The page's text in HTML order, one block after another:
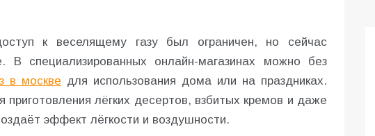
к веселящему газу был ограничен, но сейчас
В специализированных онлайн-магазинах можно без
в москве для использования дома или на праздниках.
приготовления лёгких десертов, взбитых кремов и даже
эффект лёгкости и воздушности.